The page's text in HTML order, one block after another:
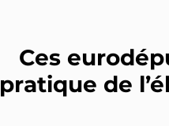
Ces
pratique de